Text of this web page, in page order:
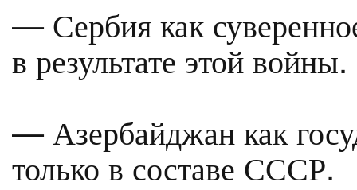
— Сербия как
в результате этой войны.
— Азербайджан как
только в составе СССР.